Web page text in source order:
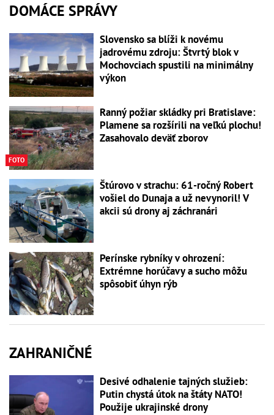
DOMÁCE SPRÁVY
Slovensko sa blíži k novému
jadrovému zdroju: Štvrtý blok v
Mochovciach spustili na minimálny
výkon
FOTO
Ranný požiar skládky pri Bratislave:
Plamene sa rozšírili na veľkú plochu!
Zasahovalo deväť zborov
Štúrovo v strachu: 61-ročný Robert
vošiel do Dunaja a už nevynoril! V
akcii sú drony aj záchranári
Perínske rybníky v ohrození:
Extrémne horúčavy a sucho môžu
spôsobiť úhyn rýb
ZAHRANIČNÉ
Desivé odhalenie tajných služieb:
Putin chystá útok na štáty NATO!
Použije ukrajinské drony